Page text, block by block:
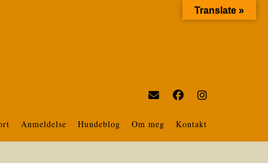
Anmeldelse Hundeblog Om meg Kontakt
Translate »